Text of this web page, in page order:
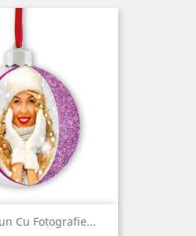
Cu Fotografie...